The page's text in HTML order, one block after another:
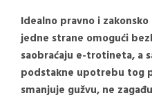
Idealno pravno i
jedne strane omogući
saobraćaju e-trotineta, a
podstakne upotrebu tog
smanjuje gužvu, ne